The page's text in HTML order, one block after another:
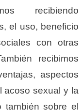
recibiendo
el uso, beneficio
con otras
recibimos
aspectos
acoso sexual y la
también sobre el